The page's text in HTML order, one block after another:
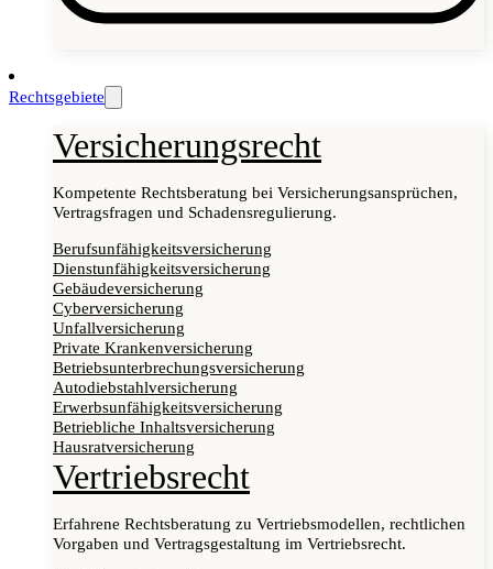
Rechtsgebiete
Versicherungsrecht
Kompetente Rechtsberatung bei Versicherungsansprüchen,
Vertragsfragen und Schadensregulierung.
Berufsunfähigkeitsversicherung
Dienstunfähigkeitsversicherung
Gebäudeversicherung
Cyberversicherung
Unfallversicherung
Private Krankenversicherung
Betriebsunterbrechungsversicherung
Autodiebstahlversicherung
Erwerbsunfähigkeitsversicherung
Betriebliche Inhaltsversicherung
Hausratversicherung
Vertriebsrecht
Erfahrene Rechtsberatung zu Vertriebsmodellen, rechtlichen
Vorgaben und Vertragsgestaltung im Vertriebsrecht.